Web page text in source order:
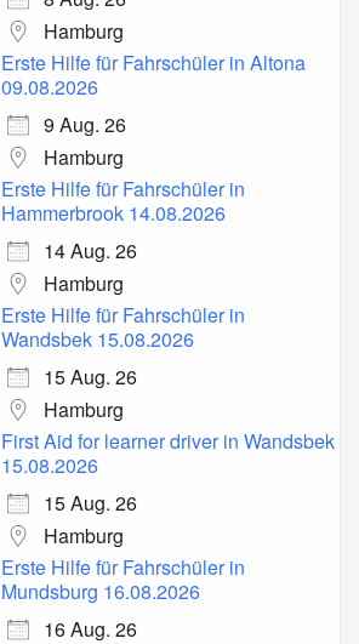
Hamburg
Erste Hilfe für Fahrschüler in Altona
09.08.2026
9 Aug. 26
Hamburg
Erste Hilfe für Fahrschüler in
Hammerbrook 14.08.2026
14 Aug. 26
Hamburg
Erste Hilfe für Fahrschüler in
Wandsbek 15.08.2026
15 Aug. 26
Hamburg
First Aid for learner driver in Wandsbek
15.08.2026
15 Aug. 26
Hamburg
Erste Hilfe für Fahrschüler in
Mundsburg 16.08.2026
16 Aug. 26